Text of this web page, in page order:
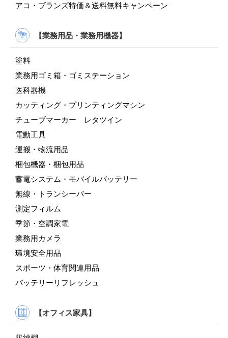
アコ・ブランズ特価＆送料無料キャンペーン
【業務用品・業務用機器】
塗料
業務用ゴミ箱・ゴミステーション
医科器機
カッティング・プリンティングマシン
チューブマーカー レタツイン
電動工具
運搬・物流用品
梱包機器・梱包用品
蓄電システム・モバイルバッテリー
無線・トランシーバー
測定フィルム
季節・空調家電
業務用カメラ
環境安全用品
スポーツ・体育関連用品
バッテリーリフレッシュ
【オフィス家具】